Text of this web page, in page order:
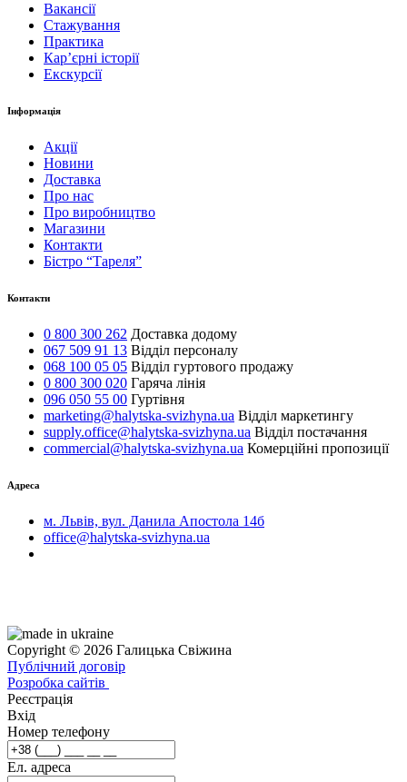
Вакансії
Стажування
Практика
Карʼєрні історії
Екскурсії
Інформація
Акції
Новини
Доставка
Про нас
Про виробництво
Магазини
Контакти
Бістро “Тареля”
Контакти
0 800 300 262 Доставка додому
067 509 91 13 Відділ персоналу
068 100 05 05 Відділ гуртового продажу
0 800 300 020 Гаряча лінія
096 050 55 00 Гуртівня
marketing@halytska-svizhyna.ua Відділ маркетингу
supply.office@halytska-svizhyna.ua Відділ постачання
commercial@halytska-svizhyna.ua Комерційні пропозиції
Адреса
м. Львів, вул. Данила Апостола 14б
office@halytska-svizhyna.ua
Copyright © 2026 Галицька Свіжина
Публічний договір
Розробка сайтів
Реєстрація
Вхід
Номер телефону
Ел. адреса